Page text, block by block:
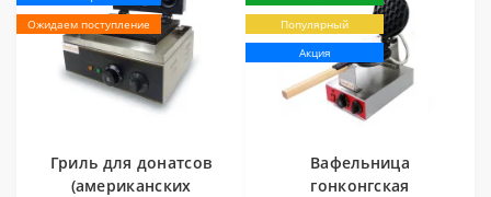
Ожидаем поступление
Гриль для донатсов
(американских
Популярный
Акция
Вафельница
гонконгская